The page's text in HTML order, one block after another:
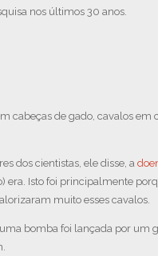
nos últimos 30 anos.
cabeças de gado, cavalos em
dos cientistas, ele disse, a
era. Isto foi principalmente
muito esses cavalos.
bomba foi lançada por um